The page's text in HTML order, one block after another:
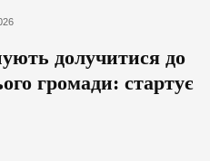
долучитися до
громади: стартує